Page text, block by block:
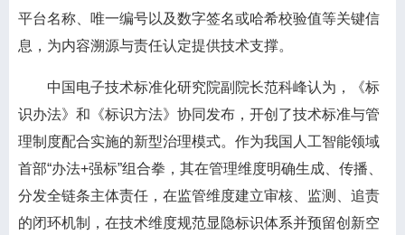
平台名称、唯一编号以及数字签名或哈希校验值等关键信
息，为内容溯源与责任认定提供技术支撑。
中国电子技术标准化研究院副院长范科峰认为，《标
识办法》和《标识方法》协同发布，开创了技术标准与管
理制度配合实施的新型治理模式。作为我国人工智能领域
首部“办法+强标”组合拳，其在管理维度明确生成、传播、
分发全链条主体责任，在监管维度建立审核、监测、追责
的闭环机制，在技术维度规范显隐标识体系并预留创新空